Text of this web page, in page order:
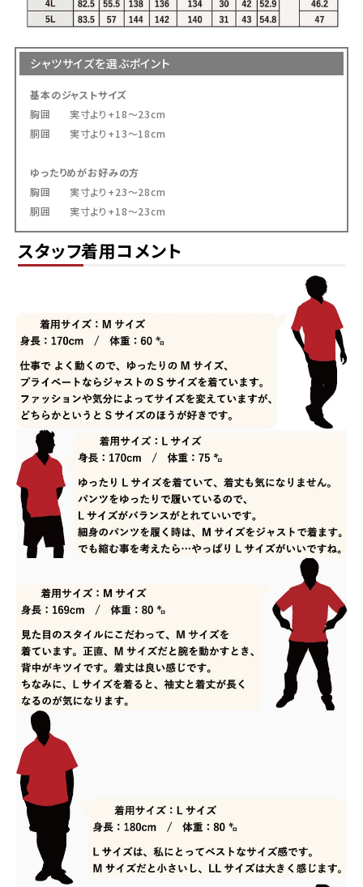
シャツサイズを選ぶポイント
基本のジャストサイズ
胸囲 実寸より+18～23cm
胴囲 実寸より+13～18cm
ゆったりめがお好みの方
胸囲 実寸より+23～28cm
胴囲 実寸より+18～23cm
スタッフ着用コメント